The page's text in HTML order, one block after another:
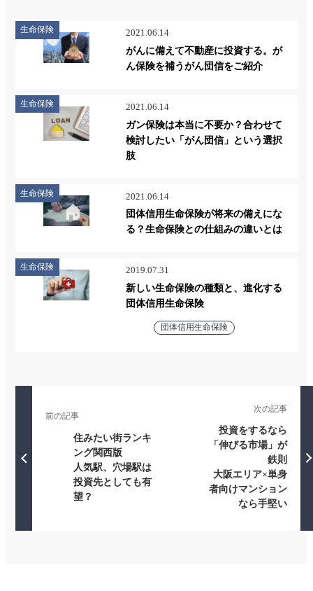
生命保険 2021.06.14
がんに備えて不動産に投資する。が
ん保険を補うがん団信をご紹介
生命保険 2021.06.14
ガン保険は本当に不要か？合わせて
検討したい「がん団信」という選択
肢
生命保険 2021.06.14
団体信用生命保険が将来の備えにな
る？生命保険との仕組みの違いとは
生命保険 2019.07.31
新しい生命保険の種類と、進化する
団体信用生命保険
団体信用生命保険
前の記事
住みたい街ランキ
ング関西版
人気駅、穴場駅は
投資先としても有
望？
次の記事
投資をするなら
「伸びる市場」が
鉄則
大阪エリア×単身
者向けマンション
なら手堅い